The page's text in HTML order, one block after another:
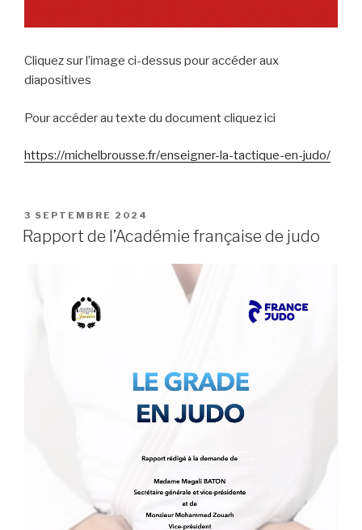
Cliquez sur l’image ci-dessus pour accéder aux
diapositives
Pour accéder au texte du document cliquez ici
https://michelbrousse.fr/enseigner-la-tactique-en-judo/
PUBLIÉ
LE
3 SEPTEMBRE 2024
Rapport de l’Académie française de judo